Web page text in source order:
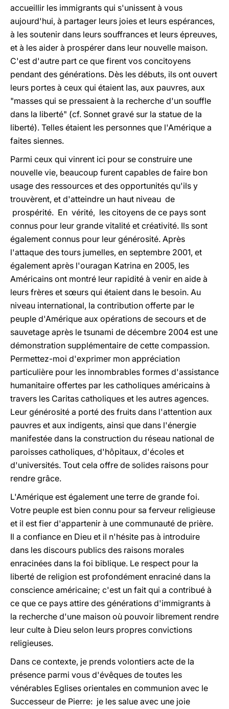
accueillir les immigrants qui s'unissent à vous
aujourd'hui, à partager leurs joies et leurs espérances,
à les soutenir dans leurs souffrances et leurs épreuves,
et à les aider à prospérer dans leur nouvelle maison.
C'est d'autre part ce que firent vos concitoyens
pendant des générations. Dès les débuts, ils ont ouvert
leurs portes à ceux qui étaient las, aux pauvres, aux
"masses qui se pressaient à la recherche d'un souffle
dans la liberté" (cf. Sonnet gravé sur la statue de la
liberté). Telles étaient les personnes que l'Amérique a
faites siennes.
Parmi ceux qui vinrent ici pour se construire une
nouvelle vie, beaucoup furent capables de faire bon
usage des ressources et des opportunités qu'ils y
trouvèrent, et d'atteindre un haut niveau de
prospérité. En vérité, les citoyens de ce pays sont
connus pour leur grande vitalité et créativité. Ils sont
également connus pour leur générosité. Après
l'attaque des tours jumelles, en septembre 2001, et
également après l'ouragan Katrina en 2005, les
Américains ont montré leur rapidité à venir en aide à
leurs frères et sœurs qui étaient dans le besoin. Au
niveau international, la contribution offerte par le
peuple d'Amérique aux opérations de secours et de
sauvetage après le tsunami de décembre 2004 est une
démonstration supplémentaire de cette compassion.
Permettez-moi d'exprimer mon appréciation
particulière pour les innombrables formes d'assistance
humanitaire offertes par les catholiques américains à
travers les Caritas catholiques et les autres agences.
Leur générosité a porté des fruits dans l'attention aux
pauvres et aux indigents, ainsi que dans l'énergie
manifestée dans la construction du réseau national de
paroisses catholiques, d'hôpitaux, d'écoles et
d'universités. Tout cela offre de solides raisons pour
rendre grâce.
L'Amérique est également une terre de grande foi.
Votre peuple est bien connu pour sa ferveur religieuse
et il est fier d'appartenir à une communauté de prière.
Il a confiance en Dieu et il n'hésite pas à introduire
dans les discours publics des raisons morales
enracinées dans la foi biblique. Le respect pour la
liberté de religion est profondément enraciné dans la
conscience américaine; c'est un fait qui a contribué à
ce que ce pays attire des générations d'immigrants à
la recherche d'une maison où pouvoir librement rendre
leur culte à Dieu selon leurs propres convictions
religieuses.
Dans ce contexte, je prends volontiers acte de la
présence parmi vous d'évêques de toutes les
vénérables Eglises orientales en communion avec le
Successeur de Pierre: je les salue avec une joie